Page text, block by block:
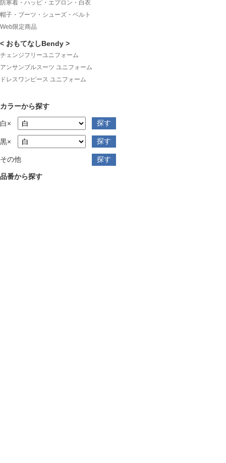
防寒着・ハッピ・エプロン・白衣
帽子・ブーツ・シューズ・ベルト
Web限定商品
< おもてなしBendy >
チェンジフリーユニフォーム
アンサンブルスーツ ユニフォーム
ドレスワンピース ユニフォーム
カラーから探す
白×
黒×
その他
品番から探す